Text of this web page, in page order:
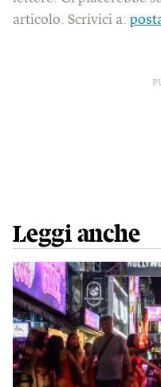
articolo. Scrivici a:
Leggi anche